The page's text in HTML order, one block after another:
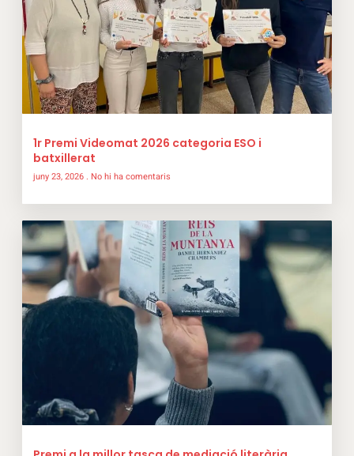
1r Premi Videomat 2026 categoria ESO i
batxillerat
juny 23, 2026 No hi ha comentaris